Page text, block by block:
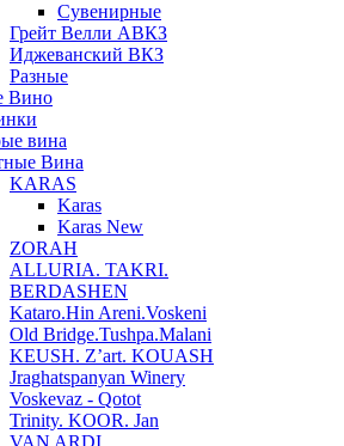
Сувенирные
Грейт Велли АВКЗ
Иджеванский ВКЗ
Разные
Вино
вина
Вина
KARAS
Karas
Karas New
ZORAH
ALLURIA. TAKRI.
BERDASHEN
Kataro.Hin Areni.Voskeni
Old Bridge.Tushpa.Malani
KEUSH. Z’art. KOUASH
Jraghatspanyan Winery
Voskevaz - Qotot
Trinity. KOOR. Jan
VAN ARDI